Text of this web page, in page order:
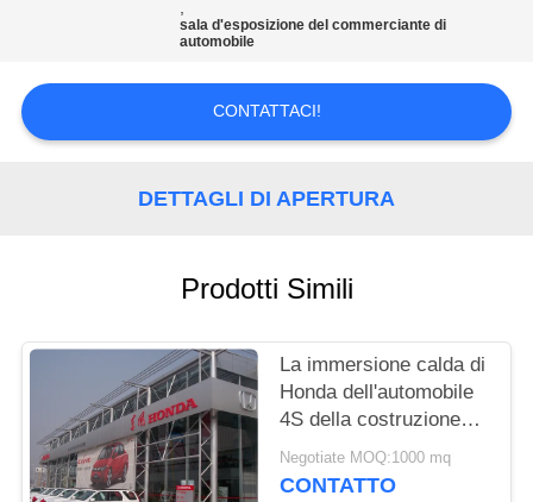
CONTATTACI
NOTIZIE
POLITICA
SULLA
RISERVATEZZA
,
sala d'esposizione del commerciante di
automobile
CONTATTACI!
DETTAGLI DI APERTURA
Prodotti Simili
La immersione calda di
Honda dell'automobile
4S della costruzione
prefabbricata moderna
della sala
Negotiate MOQ:1000 mq
CONTATTO